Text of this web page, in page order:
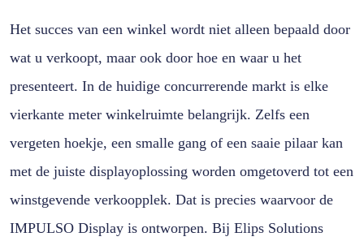
Het succes van een winkel wordt niet alleen bepaald door
wat u verkoopt, maar ook door hoe en waar u het
presenteert. In de huidige concurrerende markt is elke
vierkante meter winkelruimte belangrijk. Zelfs een
vergeten hoekje, een smalle gang of een saaie pilaar kan
met de juiste displayoplossing worden omgetoverd tot een
winstgevende verkoopplek. Dat is precies waarvoor de
IMPULSO Display is ontworpen. Bij Elips Solutions